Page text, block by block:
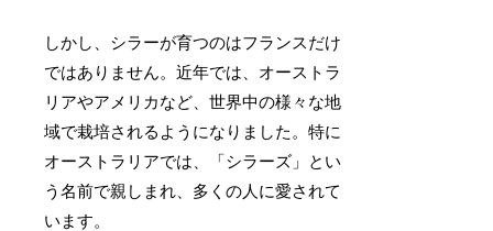
しかし、シラーが育つのはフランスだけ
ではありません。近年では、オーストラ
リアやアメリカなど、世界中の様々な地
域で栽培されるようになりました。特に
オーストラリアでは、「シラーズ」とい
う名前で親しまれ、多くの人に愛されて
います。